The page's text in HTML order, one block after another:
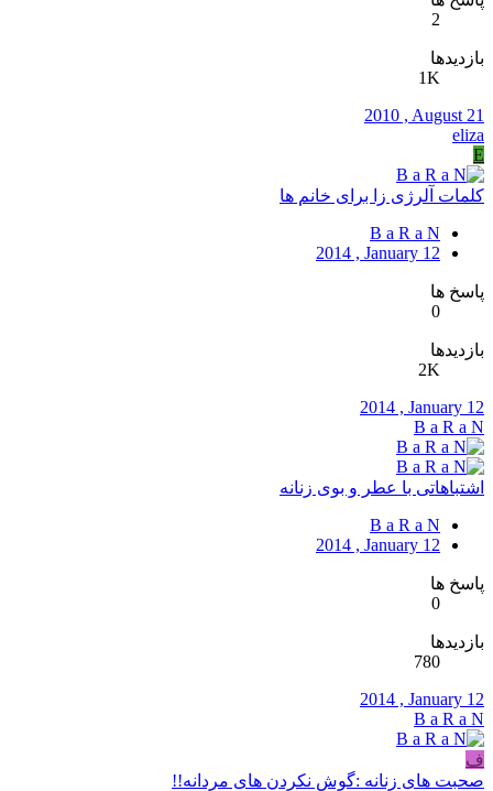
2
بازدیدها
1K
2010 , August 21
eliza
E
کلمات آلرژی زا برای خانم ها
B a R a N
2014 , January 12
پاسخ ها
0
بازدیدها
2K
2014 , January 12
B a R a N
اشتباهاتی با عطر و بوی زنانه
B a R a N
2014 , January 12
پاسخ ها
0
بازدیدها
780
2014 , January 12
B a R a N
ف
صحبت های زنانه :گوش نکردن های مردانه!!